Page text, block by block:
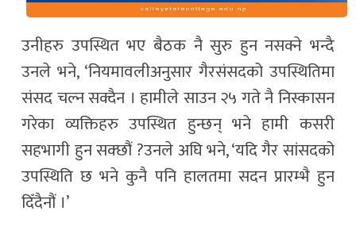
उनीहरु उपस्थित भए बैठक नै सुरु हुन नसक्ने भन्दै
उनले भने, ‘नियमावलीअनुसार गैरसंसदको उपस्थितिमा
संसद चल्न सक्दैन । हामीले साउन २५ गते नै निस्कासन
गरेका व्यक्तिहरु उपस्थित हुन्छन् भने हामी कसरी
सहभागी हुन सक्छौं ?उनले अघि भने, ‘यदि गैर सांसदको
उपस्थिति छ भने कुनै पनि हालतमा सदन प्रारम्भै हुन
दिँदैनौं ।’